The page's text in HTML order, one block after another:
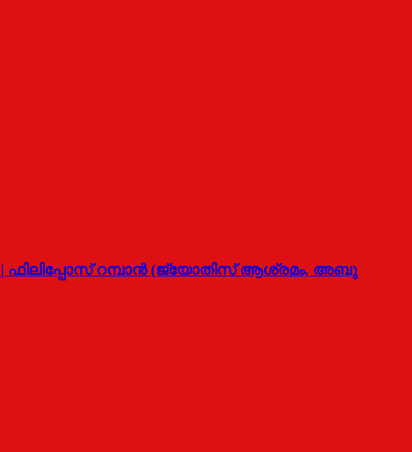
| ഫിലിപ്പോസ് റമ്പാന്‍ (ജ്യോതിസ് ആശ്രമം, അബു